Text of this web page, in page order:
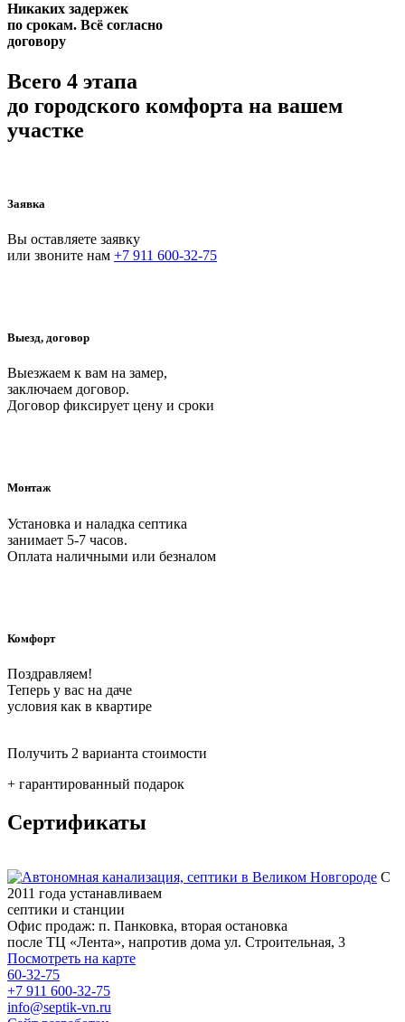
Никаких задержек
по срокам. Всё согласно
договору
Всего 4 этапа
до городского комфорта на вашем
участке
Заявка
Вы оставляете заявку
или звоните нам +7 911 600-32-75
Выезд, договор
Выезжаем к вам на замер,
заключаем договор.
Договор фиксирует цену и сроки
Монтаж
Установка и наладка септика
занимает 5-7 часов.
Оплата наличными или безналом
Комфорт
Поздравляем!
Теперь у вас на даче
условия как в квартире
Получить 2 варианта стоимости
+ гарантированный подарок
Сертификаты
С
2011 года устанавливаем
септики и станции
Офис продаж: п. Панковка, вторая остановка
после ТЦ «Лента», напротив дома ул. Строительная, 3
Посмотреть на карте
60-32-75
+7 911 600-32-75
info@septik-vn.ru